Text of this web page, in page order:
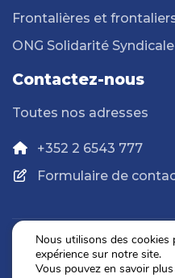
Frontalières et
ONG Solidarité Syndicale
Contactez-nous
Toutes nos adresses
+352 2 6543 777
Formulaire de
Politique de
Nous utilisons des
expérience sur notre site.
Vous pouvez en savoir